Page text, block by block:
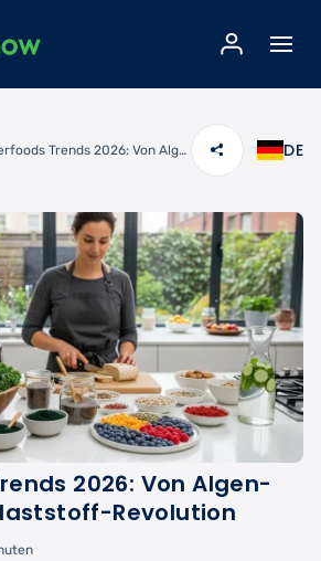
Superfoods Trends 2026: Von Algen-Power bis Ballaststoff-Revolution DE
2026: Von Algen-
Revolution